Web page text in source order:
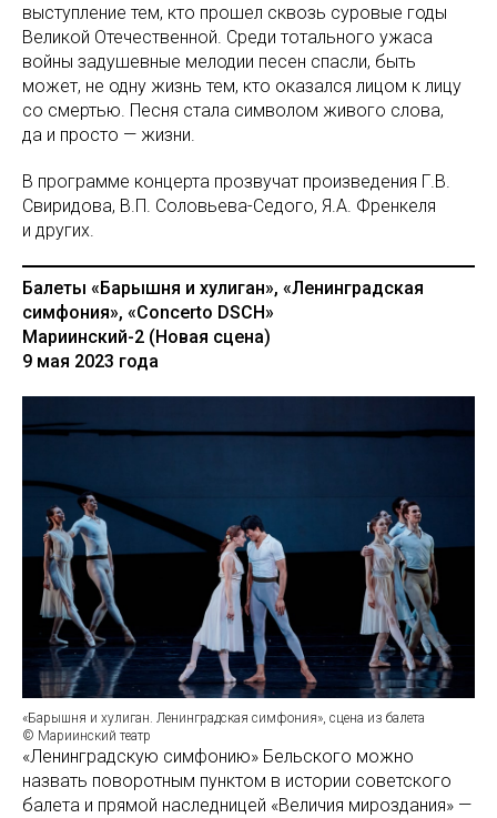
выступление тем, кто прошел сквозь суровые годы
Великой Отечественной. Среди тотального ужаса
войны задушевные мелодии песен спасли, быть
может, не одну жизнь тем, кто оказался лицом к лицу
со смертью. Песня стала символом живого слова,
да и просто — жизни.
В программе концерта прозвучат произведения Г.В.
Свиридова, В.П. Соловьева-Седого, Я.А. Френкеля
и других.
Балеты «Барышня и хулиган», «Ленинградская
симфония», «Concerto DSCH»
Мариинский-2 (Новая сцена)
9 мая 2023 года
«Барышня и хулиган. Ленинградская симфония», сцена из балета
© Мариинский театр
«Ленинградскую симфонию» Бельского можно
назвать поворотным пунктом в истории советского
балета и прямой наследницей «Величия мироздания» —